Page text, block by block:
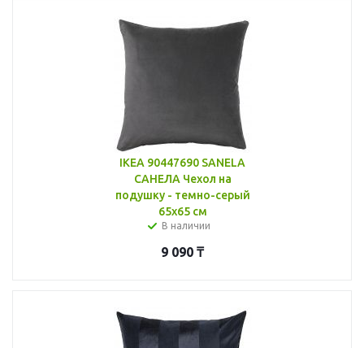
IKEA 90447690 SANELA
САНЕЛА Чехол на
подушку - темно-серый
65x65 см
В наличии
9 090 ₸